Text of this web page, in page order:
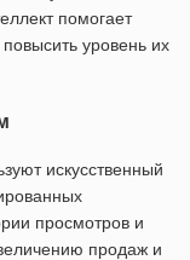
помогает
уровень их
искусственный
просмотров и
продаж и